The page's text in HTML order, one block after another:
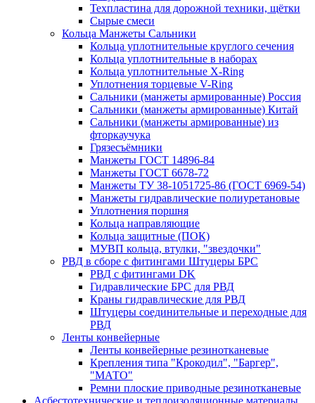
Техпластина для дорожной техники, щётки
Сырые смеси
Кольца Манжеты Сальники
Кольца уплотнительные круглого сечения
Кольца уплотнительные в наборах
Кольца уплотнительные Х-Ring
Уплотнения торцевые V-Ring
Сальники (манжеты армированные) Россия
Сальники (манжеты армированные) Китай
Сальники (манжеты армированные) из
фторкаучука
Грязесъёмники
Манжеты ГОСТ 14896-84
Манжеты ГОСТ 6678-72
Манжеты ТУ 38-1051725-86 (ГОСТ 6969-54)
Манжеты гидравлические полиуретановые
Уплотнения поршня
Кольца направляющие
Кольца защитные (ПОК)
МУВП кольца, втулки, "звездочки"
РВД в сборе с фитингами Штуцеры БРС
РВД с фитингами DK
Гидравлические БРС для РВД
Краны гидравлические для РВД
Штуцеры соединительные и переходные для
РВД
Ленты конвейерные
Ленты конвейерные резинотканевые
Крепления типа "Крокодил", "Баргер",
"МАТО"
Ремни плоские приводные резинотканевые
Асбестотехнические и теплоизоляционные материалы